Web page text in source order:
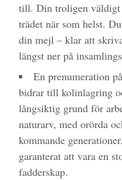
till. Din troligen väldigt
trädet när som helst.
din mejl – klar att
längst ner på
En prenumeration
bidrar till kolinlagring
långsiktig grund för
naturarv, med orörda
kommande
garanterat att vara en
fadderskap.